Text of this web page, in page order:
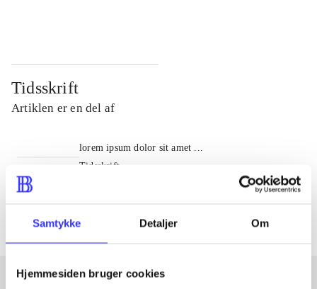
Samtykke Detaljer Om
Hjemmesiden bruger cookies
Tidsskrift
Artiklen er en del af
lorem ipsum dolor sit amet ...
Tidsskrift
Artiklerne i